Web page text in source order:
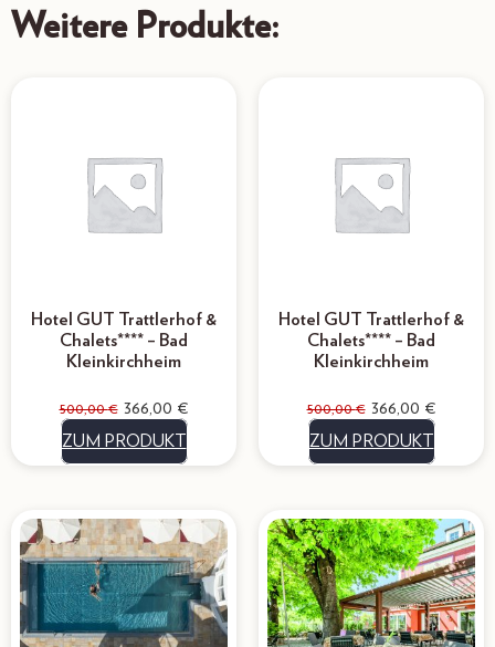
Weitere Produkte:
Hotel GUT Trattlerhof &
Chalets**** – Bad
Kleinkirchheim
500,00€ 366,00 €
ZUM PRODUKT
Hotel GUT Trattlerhof &
Chalets**** – Bad
Kleinkirchheim
500,00€ 366,00 €
ZUM PRODUKT